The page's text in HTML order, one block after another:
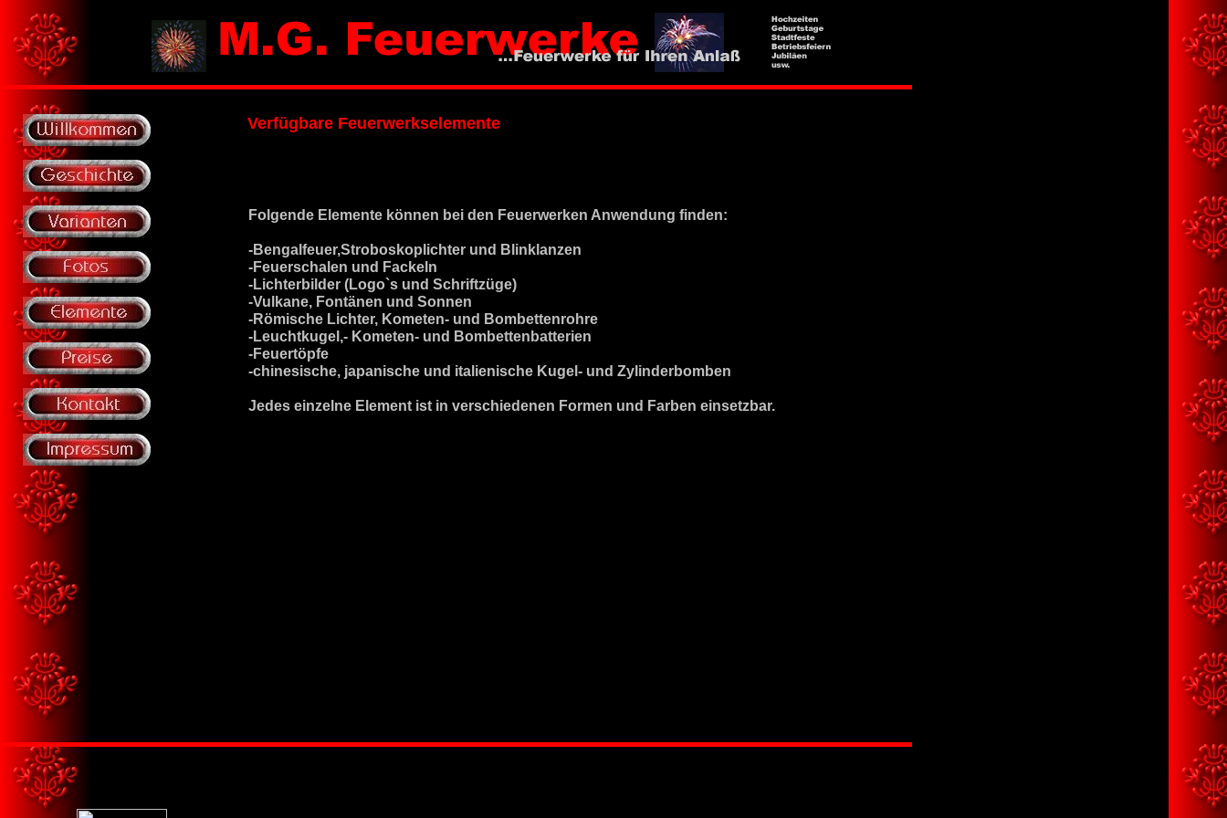
Verfügbare Feuerwerkselemente
Folgende Elemente können bei den Feuerwerken Anwendung finden:
-Bengalfeuer,Stroboskoplichter und Blinklanzen
-Feuerschalen und Fackeln
-Lichterbilder (Logo`s und Schriftzüge)
-Vulkane, Fontänen und Sonnen
-Römische Lichter, Kometen- und Bombettenrohre
-Leuchtkugel,- Kometen- und Bombettenbatterien
-Feuertöpfe
-chinesische, japanische und italienische Kugel- und Zylinderbomben
Jedes einzelne Element ist in verschiedenen Formen und Farben einsetzbar.